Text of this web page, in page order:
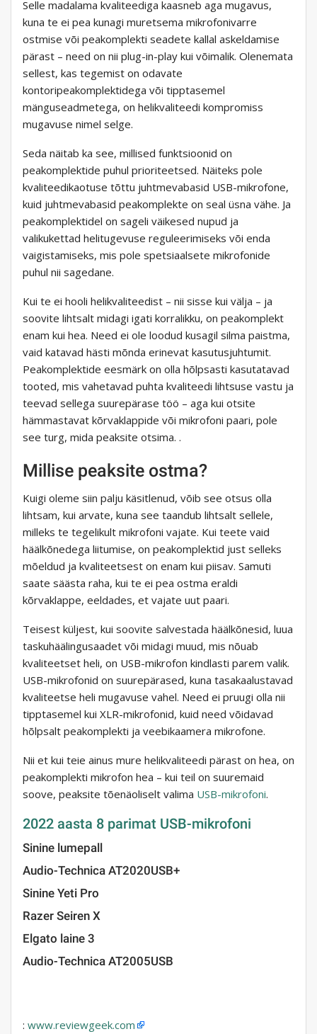
Selle madalama kvaliteediga kaasneb aga mugavus,
kuna te ei pea kunagi muretsema mikrofonivarre
ostmise või peakomplekti seadete kallal askeldamise
pärast – need on nii plug-in-play kui võimalik. Olenemata
sellest, kas tegemist on odavate
kontoripeakomplektidega või tipptasemel
mänguseadmetega, on helikvaliteedi kompromiss
mugavuse nimel selge.
Seda näitab ka see, millised funktsioonid on
peakomplektide puhul prioriteetsed. Näiteks pole
kvaliteedikaotuse tõttu juhtmevabasid USB-mikrofone,
kuid juhtmevabasid peakomplekte on seal üsna vähe. Ja
peakomplektidel on sageli väikesed nupud ja
valikukettad helitugevuse reguleerimiseks või enda
vaigistamiseks, mis pole spetsiaalsete mikrofonide
puhul nii sagedane.
Kui te ei hooli helikvaliteedist – nii sisse kui välja – ja
soovite lihtsalt midagi igati korralikku, on peakomplekt
enam kui hea. Need ei ole loodud kusagil silma paistma,
vaid katavad hästi mõnda erinevat kasutusjuhtumit.
Peakomplektide eesmärk on olla hõlpsasti kasutatavad
tooted, mis vahetavad puhta kvaliteedi lihtsuse vastu ja
teevad sellega suurepärase töö – aga kui otsite
hämmastavat kõrvaklappide või mikrofoni paari, pole
see turg, mida peaksite otsima. .
Millise peaksite ostma?
Kuigi oleme siin palju käsitlenud, võib see otsus olla
lihtsam, kui arvate, kuna see taandub lihtsalt sellele,
milleks te tegelikult mikrofoni vajate. Kui teete vaid
häälkõnedega liitumise, on peakomplektid just selleks
mõeldud ja kvaliteetsest on enam kui piisav. Samuti
saate säästa raha, kui te ei pea ostma eraldi
kõrvaklappe, eeldades, et vajate uut paari.
Teisest küljest, kui soovite salvestada häälkõnesid, luua
taskuhäälingusaadet või midagi muud, mis nõuab
kvaliteetset heli, on USB-mikrofon kindlasti parem valik.
USB-mikrofonid on suurepärased, kuna tasakaalustavad
kvaliteetse heli mugavuse vahel. Need ei pruugi olla nii
tipptasemel kui XLR-mikrofonid, kuid need võidavad
hõlpsalt peakomplekti ja veebikaamera mikrofone.
Nii et kui teie ainus mure helikvaliteedi pärast on hea, on
peakomplekti mikrofon hea – kui teil on suuremaid
soove, peaksite tõenäoliselt valima USB-mikrofoni.
2022 aasta 8 parimat USB-mikrofoni
Sinine lumepall
Audio-Technica AT2020USB+
Sinine Yeti Pro
Razer Seiren X
Elgato laine 3
Audio-Technica AT2005USB
: www.reviewgeek.com